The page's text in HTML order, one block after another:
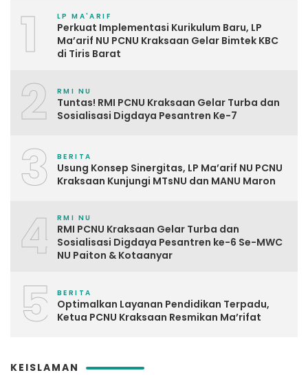
1 LP MA'ARIF
Perkuat Implementasi Kurikulum Baru, LP
Ma’arif NU PCNU Kraksaan Gelar Bimtek KBC
di Tiris Barat
2 RMI NU
Tuntas! RMI PCNU Kraksaan Gelar Turba dan
Sosialisasi Digdaya Pesantren Ke-7
3 BERITA
Usung Konsep Sinergitas, LP Ma’arif NU PCNU
Kraksaan Kunjungi MTsNU dan MANU Maron
4 RMI NU
RMI PCNU Kraksaan Gelar Turba dan
Sosialisasi Digdaya Pesantren ke-6 Se-MWC
NU Paiton & Kotaanyar
5 BERITA
Optimalkan Layanan Pendidikan Terpadu,
Ketua PCNU Kraksaan Resmikan Ma’rifat
KEISLAMAN